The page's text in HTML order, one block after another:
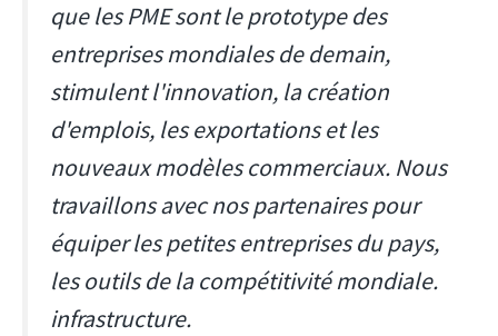
que les PME sont le prototype des
entreprises mondiales de demain,
stimulent l'innovation, la création
d'emplois, les exportations et les
nouveaux modèles commerciaux. Nous
travaillons avec nos partenaires pour
équiper les petites entreprises du pays,
les outils de la compétitivité mondiale.
infrastructure.